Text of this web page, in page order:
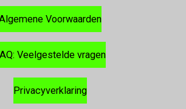
Voorwaarden
Veelgestelde vragen
Privacyverklaring